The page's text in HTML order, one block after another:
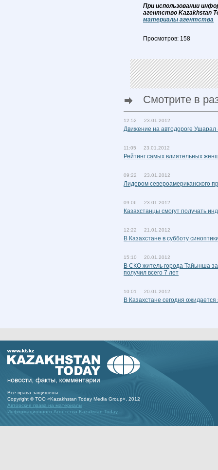
При использовании
агентство Kazakhstan
материалы агентства
Просмотров: 158
Смотрите в
12:52 23.01.2012
Движение на автодороге
11:05 23.01.2012
Рейтинг самых влиятельных
09:22 23.01.2012
Лидером североамериканского
09:06 23.01.2012
Казахстанцы смогут получать
12:22 21.01.2012
В Казахстане в субботу
15:10 20.01.2012
В СКО житель города Тайынша
получил всего 7 лет
10:01 20.01.2012
В Казахстане сегодня
Все права защишены
Copyright © ТОО «Kazakhstan Today Media Group», 2012
Авторские права на материалы
Информационного Агентства Kazakstan Today